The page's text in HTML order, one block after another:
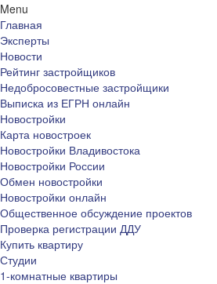
Menu
Главная
Эксперты
Новости
Рейтинг застройщиков
Недобросовестные застройщики
Выписка из ЕГРН онлайн
Новостройки
Карта новостроек
Новостройки Владивостока
Новостройки России
Обмен новостройки
Новостройки онлайн
Общественное обсуждение проектов
Проверка регистрации ДДУ
Купить квартиру
Студии
1-комнатные квартиры